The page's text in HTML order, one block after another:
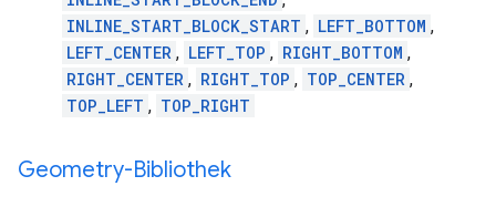
INLINE_START_BLOCK_START , LEFT_BOTTOM ,
LEFT_CENTER , LEFT_TOP , RIGHT_BOTTOM ,
RIGHT_CENTER , RIGHT_TOP , TOP_CENTER ,
TOP_LEFT , TOP_RIGHT
Geometry-Bibliothek